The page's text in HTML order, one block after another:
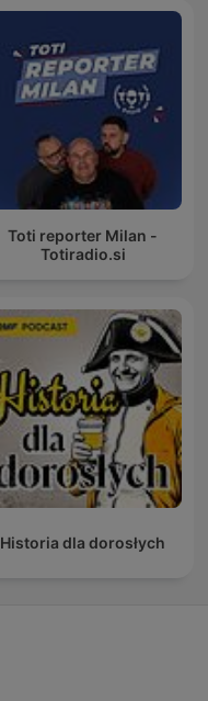
Toti reporter Milan -
Totiradio.si
Historia dla dorosłych